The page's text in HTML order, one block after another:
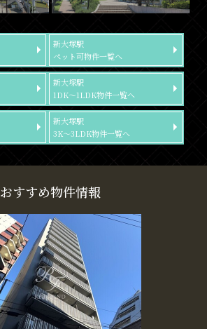
新大塚駅
ペット可物件一覧へ
新大塚駅
1DK～1LDK物件一覧へ
新大塚駅
3K～3LDK物件一覧へ
おすすめ物件情報